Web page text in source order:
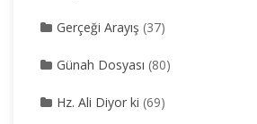
Gerçeği Arayış (37)
Günah Dosyası (80)
Hz. Ali Diyor ki (69)